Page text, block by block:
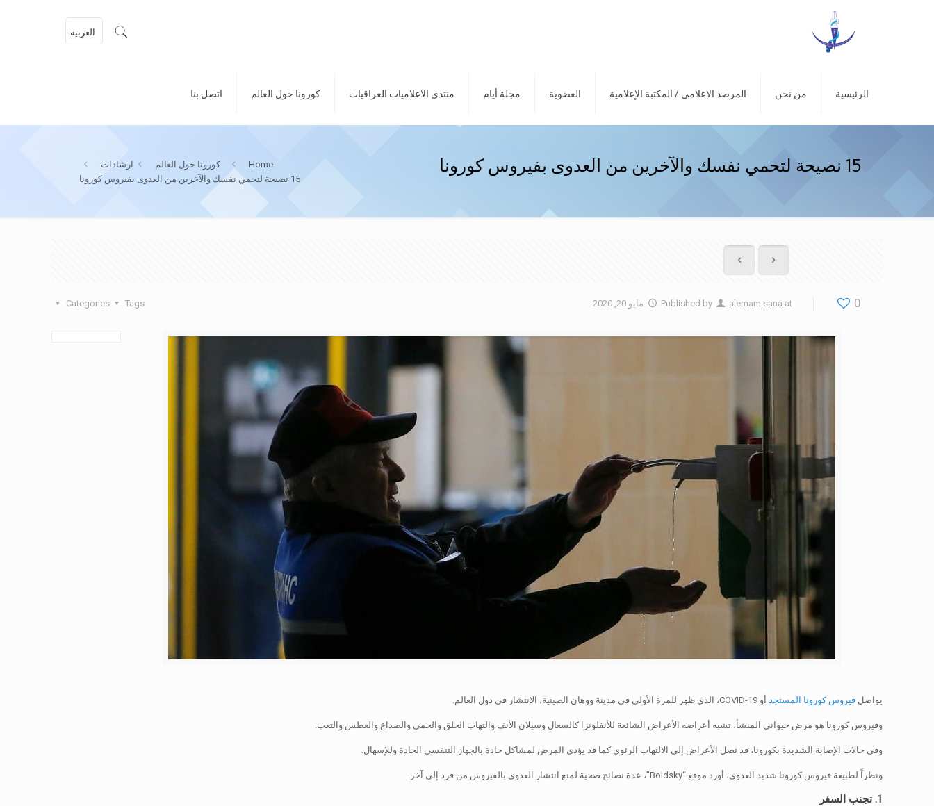
الرئيسية من نحن المرصد الاعلامي / المكتبة الإعلامية العضوية مجلة أيام منتدى الاعلاميات العراقيات كورونا حول العالم اتصل بنا
العربية
15 نصيحة لتحمي نفسك والآخرين من العدوى بفيروس كورونا Home كورونا حول العالم
ارشادات
15 نصيحة لتحمي نفسك والآخرين من العدوى بفيروس كورونا
0
Published by alemam sana at مايو 20, 2020 Categories Tags
يواصلفيروس كورونا المستجد أو COVID-19، الذي ظهر للمرة الأولى في مدينة ووهان الصينية، الانتشار في دول العالم.
وفيروس كورونا هو مرض حيواني المنشأ، تشبه أعراضه الأعراض الشائعة للأنفلونزا كالسعال وسيلان الأنف والتهاب الحلق والحمى والصداع والعطس والتعب.
وفي حالات الإصابة الشديدة بكورونا، قد تصل الأعراض إلى الالتهاب الرئوي كما قد يؤدي المرض لمشاكل حادة بالجهاز التنفسي الحادة وللإسهال.
ونظراً لطبيعة فيروس كورونا شديد العدوى، أورد موقع “Boldsky”، عدة نصائح صحية لمنع انتشار العدوى بالفيروس من فرد إلى آخر.
1. تجنب السفر